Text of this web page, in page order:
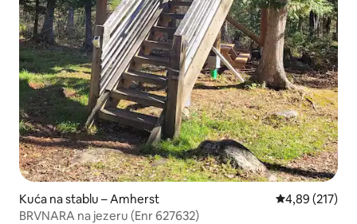
Kuća na stablu – Amherst Prosječna
4,89 (217)
BRVNARA na jezeru (Enr 627632)